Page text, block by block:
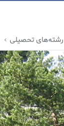
رشته‌های تحصیلی